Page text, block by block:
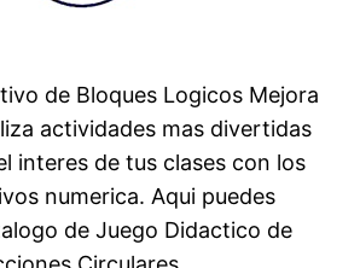
de Bloques Logicos Mejora
actividades mas divertidas
interes de tus clases con los
numerica. Aqui puedes
de Juego Didactico de